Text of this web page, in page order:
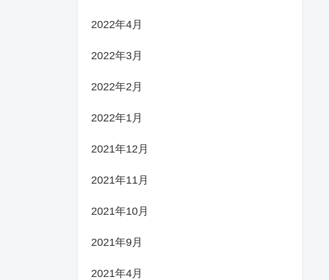
2022年4月
2022年3月
2022年2月
2022年1月
2021年12月
2021年11月
2021年10月
2021年9月
2021年4月